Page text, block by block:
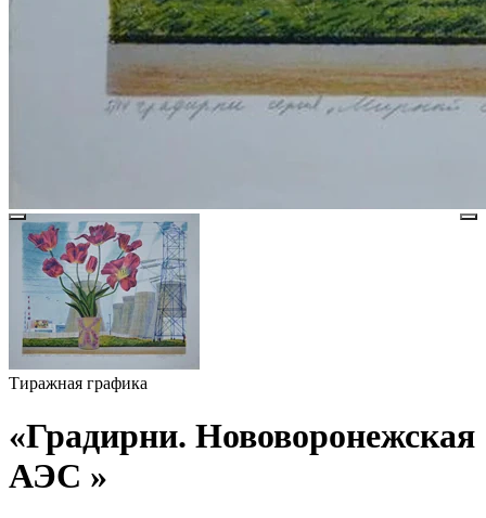
Тиражная графика
«Градирни. Нововоронежская
АЭС »